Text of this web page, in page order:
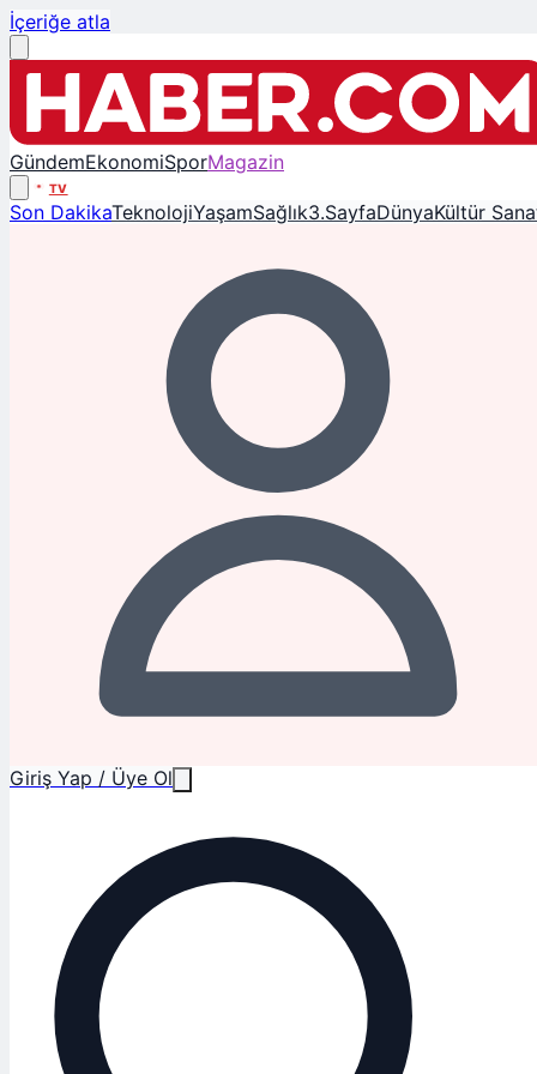
İçeriğe atla
GündemEkonomiSporMagazin
TV
Son DakikaTeknolojiYaşamSağlık3.SayfaDünyaKültür
Giriş Yap / Üye Ol